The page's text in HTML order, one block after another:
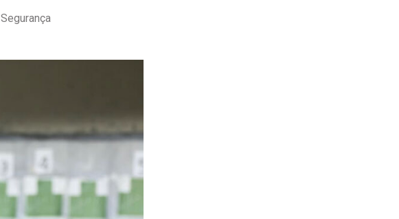
Segurança